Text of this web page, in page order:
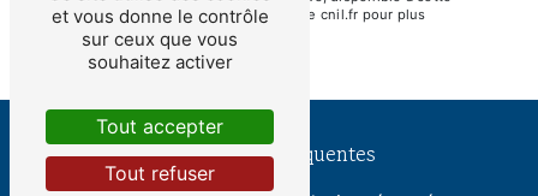
adresse: Bloctel.gouv.fr . Consultez le site cnil.fr pour plus
d’informations sur vos droits.
Recherches fréquentes
et vous donne le contrôle
sur ceux que vous
souhaitez activer
Tout accepter
Tout refuser